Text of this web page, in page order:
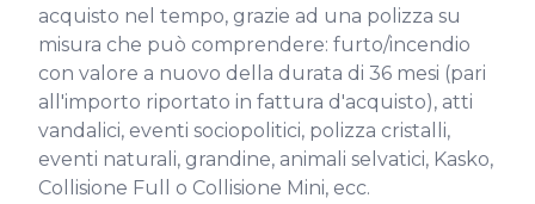
acquisto nel tempo, grazie ad una polizza su
misura che può comprendere: furto/incendio
con valore a nuovo della durata di 36 mesi (pari
all'importo riportato in fattura d'acquisto), atti
vandalici, eventi sociopolitici, polizza cristalli,
eventi naturali, grandine, animali selvatici, Kasko,
Collisione Full o Collisione Mini, ecc.